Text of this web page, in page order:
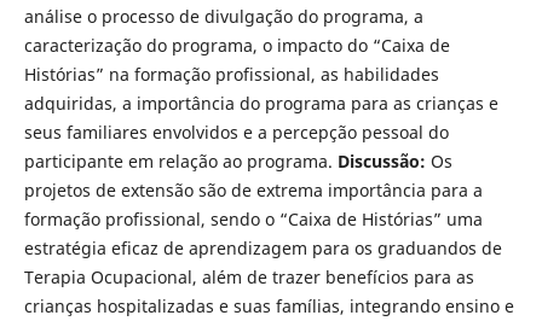
análise o processo de divulgação do programa, a
caracterização do programa, o impacto do “Caixa de
Histórias” na formação profissional, as habilidades
adquiridas, a importância do programa para as crianças e
seus familiares envolvidos e a percepção pessoal do
participante em relação ao programa. Discussão: Os
projetos de extensão são de extrema importância para a
formação profissional, sendo o “Caixa de Histórias” uma
estratégia eficaz de aprendizagem para os graduandos de
Terapia Ocupacional, além de trazer benefícios para as
crianças hospitalizadas e suas famílias, integrando ensino e